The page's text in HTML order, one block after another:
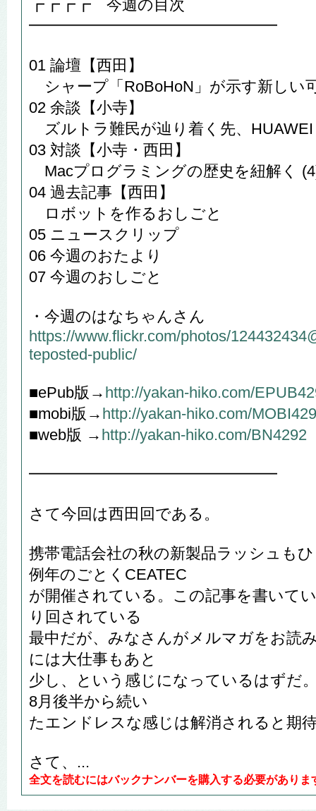
┏┏┏┏ 今週の目次
━━━━━━━━━━━━━━━━
01 論壇【西田】
シャープ「RoBoHoN」が示す新しい
02 余談【小寺】
ズルトラ難民が辿り着く先、
03 対談【小寺・西田】
Macプログラミン
04 過去記事【西田】
ロボットを作るおしごと
05 ニュースクリップ
06 今週のおたより
07 今週のおしごと
・今週のはなちゃんさん
https://www.flickr.com/photos/
teposted-public/
■ePub版→ http://yakan-hiko.com/
■mobi版→ http://yakan-hiko.com/
■web版 → http://yakan-hiko.com/BN4292
━━━━━━━━━━━━━━━━
さて今回は西田回である。
携帯電話会社の秋の新製品ラッシュも
例年のごとくCEATEC
が開催されている。この記事を書いて
り回されている
最中だが、みなさんがメルマガをお読
には大仕事もあと
少し、という感じになっているはずだ
8月後半から続い
たエンドレスな感じは解消されると期
さて、...
全文を読むにはバックナンバーを購入する必要がありま